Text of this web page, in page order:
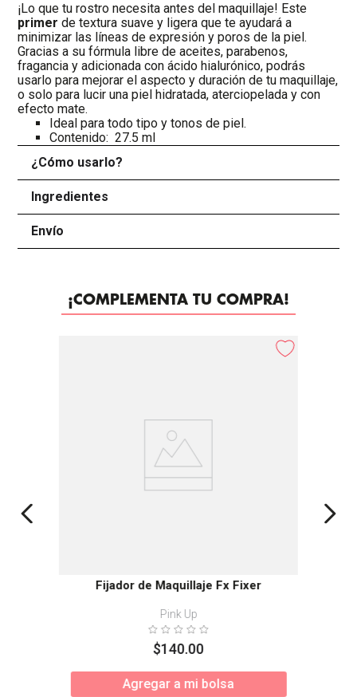
¡Lo que tu rostro necesita antes del maquillaje! Este
primer de textura suave y ligera que te ayudará a
minimizar las líneas de expresión y poros de la piel.
Gracias a su fórmula libre de aceites, parabenos,
fragancia y adicionada con ácido hialurónico, podrás
usarlo para mejorar el aspecto y duración de tu maquillaje,
o solo para lucir una piel hidratada, aterciopelada y con
efecto mate.
Ideal para todo tipo y tonos de piel.
Contenido: 27.5 ml
¿Cómo usarlo?
Ingredientes
Envío
¡COMPLEMENTA TU COMPRA!
Fijador de Maquillaje Fx Fixer
Pink Up
$140.00
Agregar a mi bolsa